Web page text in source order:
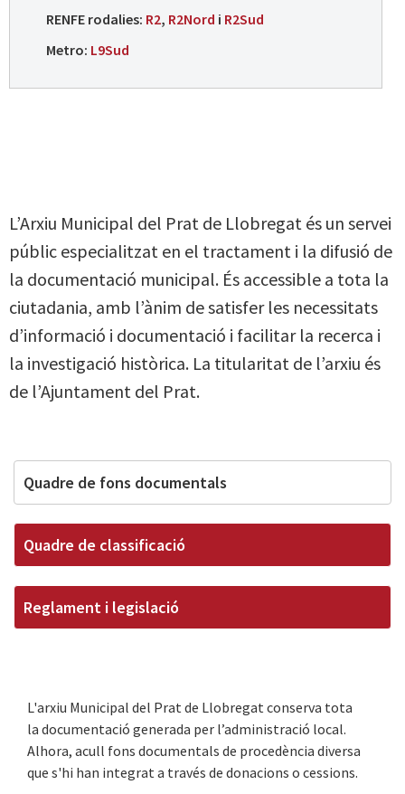
RENFE rodalies: R2, R2Nord i R2Sud
Metro: L9Sud
L’Arxiu Municipal del Prat de Llobregat és un servei
públic especialitzat en el tractament i la difusió de
la documentació municipal. És accessible a tota la
ciutadania, amb l’ànim de satisfer les necessitats
d’informació i documentació i facilitar la recerca i
la investigació històrica. La titularitat de l’arxiu és
de l’Ajuntament del Prat.
Quadre de fons documentals
Quadre de classificació
Reglament i legislació
L'arxiu Municipal del Prat de Llobregat conserva tota
la documentació generada per l’administració local.
Alhora, acull fons documentals de procedència diversa
que s'hi han integrat a través de donacions o cessions.